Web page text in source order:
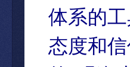
体系的
态度和